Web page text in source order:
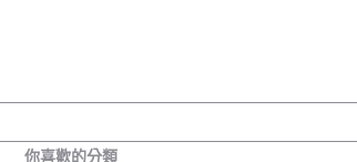
你喜歡的分類